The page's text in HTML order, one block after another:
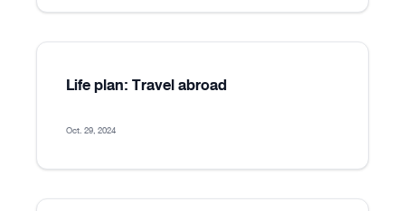
Life plan: Travel abroad
Oct. 29, 2024